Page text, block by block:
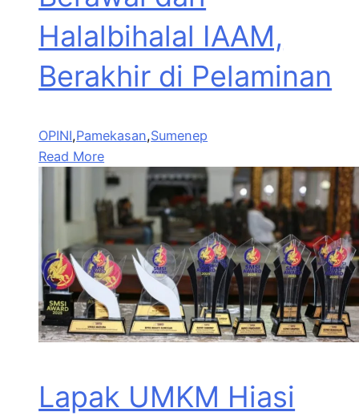
Halalbihalal IAAM,
Berakhir di Pelaminan
OPINI,Pamekasan,Sumenep
Read More
Lapak UMKM Hiasi